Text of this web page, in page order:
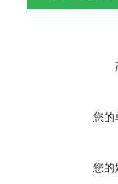
您的
您的